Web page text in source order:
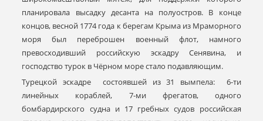
планировала высадку десанта на полуостров. В конце
концов, весной 1774 года к берегам Крыма из Мраморного
моря был переброшен военный флот, намного
превосходивший российскую эскадру Сенявина, и
господство турок в Чёрном море стало подавляющим.
Турецкой эскадре состоявшей из 31 вымпела: 6-ти
линейных кораблей, 7-ми фрегатов, одного
бомбардирского судна и 17 гребных судов российская